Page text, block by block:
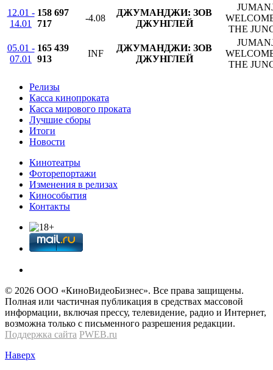
12.01 -
14.01
158 697
717
-4.08
ДЖУМАНДЖИ: ЗОВ
ДЖУНГЛЕЙ
THE
05.01 -
07.01
165 439
913
INF
ДЖУМАНДЖИ: ЗОВ
ДЖУНГЛЕЙ
THE
Релизы
Касса кинопроката
Касса мирового проката
Лучшие сборы
Итоги
Новости
Кинотеатры
Фоторепортажи
Изменения в релизах
Кинособытия
Контакты
© 2026 OOО «КиноВидеоБизнес». Все права защищены.
Полная или частичная публикация в средствах массовой
информации, включая прессу, телевидение, радио и Интернет,
возможна только с письменного разрешения редакции.
Поддержка сайта PWEB.ru
Наверх